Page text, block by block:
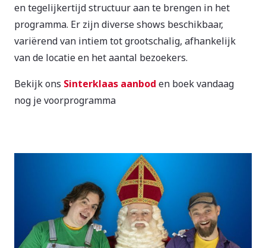
en tegelijkertijd structuur aan te brengen in het
programma. Er zijn diverse shows beschikbaar,
variërend van intiem tot grootschalig, afhankelijk
van de locatie en het aantal bezoekers.
Bekijk ons Sinterklaas aanbod en boek vandaag
nog je voorprogramma